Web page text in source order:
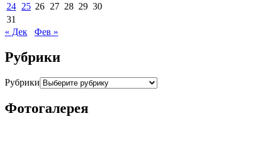
24 25 26 27 28 29 30
31
« Дек
Фев »
Рубрики
Рубрики
Фотогалерея